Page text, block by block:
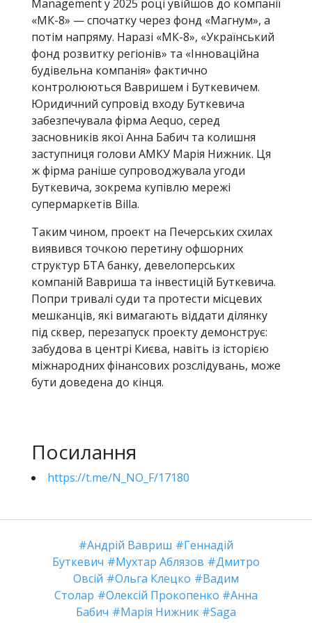
Management у 2025 році увійшов до компанії
«МК-8» — спочатку через фонд «Магнум», а
потім напряму. Наразі «МК-8», «Український
фонд розвитку регіонів» та «Інноваційна
будівельна компанія» фактично
контролюються Вавришем і Буткевичем.
Юридичний супровід входу Буткевича
забезпечувала фірма Aequo, серед
засновників якої Анна Бабич та колишня
заступниця голови АМКУ Марія Нижник. Ця
ж фірма раніше супроводжувала угоди
Буткевича, зокрема купівлю мережі
супермаркетів Billa.
Таким чином, проект на Печерських схилах
виявився точкою перетину офшорних
структур БТА банку, девелоперських
компаній Вавриша та інвестицій Буткевича.
Попри тривалі суди та протести місцевих
мешканців, які вимагають віддати ділянку
під сквер, перезапуск проекту демонструє:
забудова в центрі Києва, навіть із історією
міжнародних фінансових розслідувань, може
бути доведена до кінця.
Посилання
https://t.me/N_NO_F/17180
Андрій Вавриш
Геннадій
Буткевич
Мухтар Аблязов
Дмитро
Овсій
Ольга Клецко
Вадим
Столар
Олексій Прокопенко
Анна
Бабич
Марія Нижник
Saga